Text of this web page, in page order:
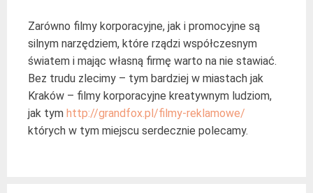
Zarówno filmy korporacyjne, jak i promocyjne są
silnym narzędziem, które rządzi współczesnym
światem i mając własną firmę warto na nie stawiać.
Bez trudu zlecimy – tym bardziej w miastach jak
Kraków – filmy korporacyjne kreatywnym ludziom,
jak tym http://grandfox.pl/filmy-reklamowe/
których w tym miejscu serdecznie polecamy.